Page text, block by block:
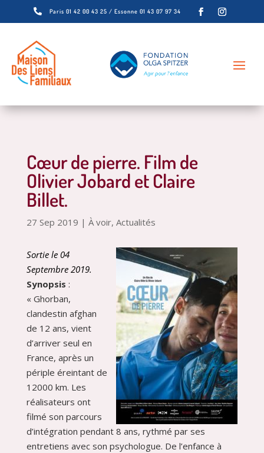
 Paris 01 42 00 43 25 / Essonne 01 43 07 97 34
Cœur de pierre. Film de
Olivier Jobard et Claire
Billet.
27 Sep 2019 | À voir, Actualités
Sortie le 04
Septembre 2019.
Synopsis :
« Ghorban,
clandestin afghan
de 12 ans, vient
d’arriver seul en
France, après un
périple éreintant de
12000 km. Les
réalisateurs ont
filmé son parcours
d’intégration pendant 8 ans, rythmé par ses
entretiens avec son psychologue. De l’enfance à